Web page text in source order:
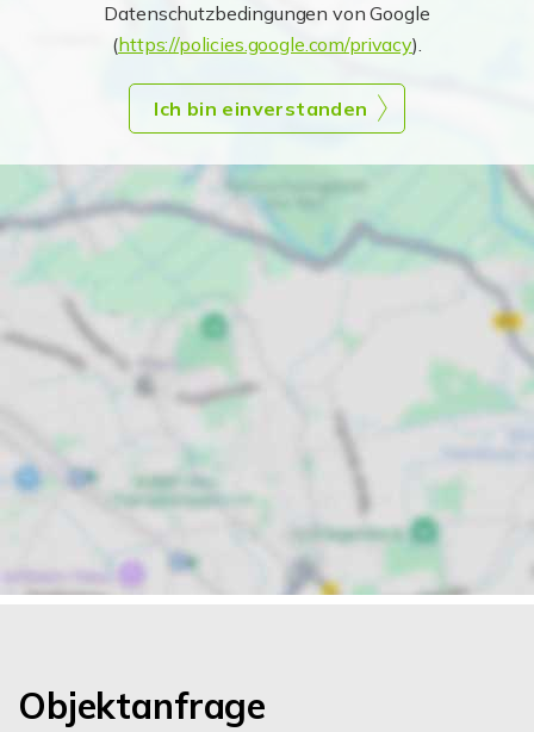
Datenschutzbedingungen von Google
(https://policies.google.com/privacy).
Ich bin einverstanden
Objektanfrage